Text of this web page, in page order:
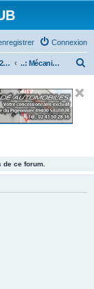
Connexion
..: Mazda2 :.. ..: Mécanique (Mz2) :..
e
ce forum.